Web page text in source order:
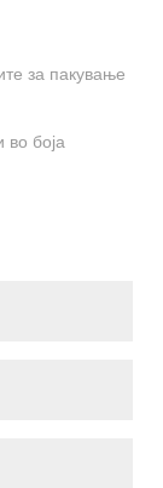
за пакување
во боја